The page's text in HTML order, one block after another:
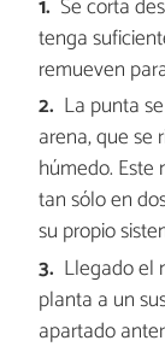
Se corta
tenga
remueven
La punta
arena, que
húmedo. Este
tan sólo en
su propio
Llegado el
planta a un
apartado